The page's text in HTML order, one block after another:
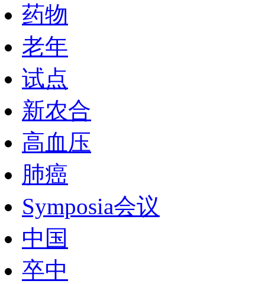
药物
老年
试点
新农合
高血压
肺癌
Symposia会议
中国
卒中